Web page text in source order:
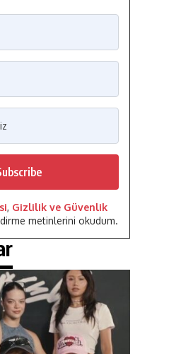
, Gizlilik ve Güvenlik
metinlerini okudum.